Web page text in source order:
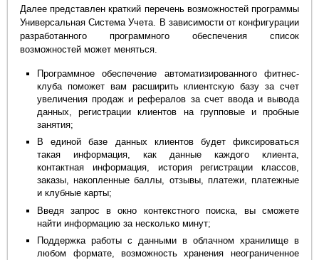
Далее представлен краткий перечень возможностей программы
Универсальная Система Учета. В зависимости от конфигурации
разработанного программного обеспечения список
возможностей может меняться.
Программное обеспечение автоматизированного фитнес-
клуба поможет вам расширить клиентскую базу за счет
увеличения продаж и рефералов за счет ввода и вывода
данных, регистрации клиентов на групповые и пробные
занятия;
В единой базе данных клиентов будет фиксироваться
такая информация, как данные каждого клиента,
контактная информация, история регистрации классов,
заказы, накопленные баллы, отзывы, платежи, платежные
и клубные карты;
Введя запрос в окно контекстного поиска, вы сможете
найти информацию за несколько минут;
Поддержка работы с данными в облачном хранилище в
любом формате, возможность хранения неограниченное